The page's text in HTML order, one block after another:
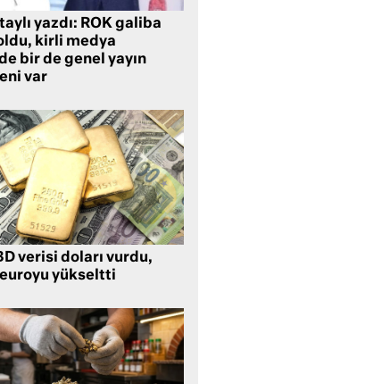
yazdı: ROK galiba
kirli medya
bir de genel yayın
var
verisi doları vurdu,
euroyu yükseltti